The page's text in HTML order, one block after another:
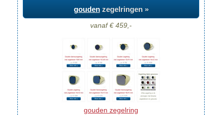
goudenzegelringen »
vanaf € 459,-
gouden zegelring